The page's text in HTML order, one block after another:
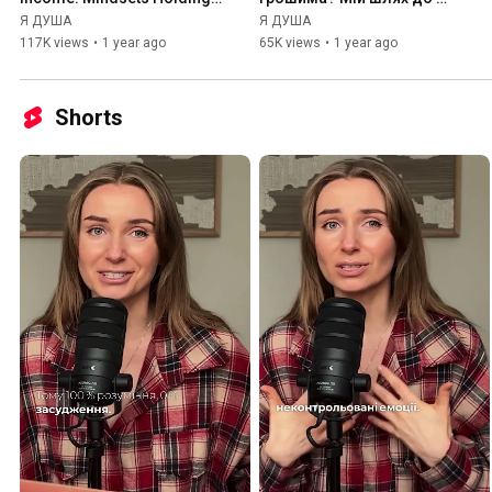
You Back from Earning
More
Я ДУША
117K views • 1 year ago
фінансової свободи
Я ДУША
65K views • 1 year ago
Shorts